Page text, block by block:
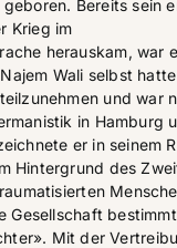
Bereits sein
Krieg im
herauskam, war
Wali selbst
und war
in Hamburg
er in seinem
Hintergrund des
Gesellschaft
Mit der